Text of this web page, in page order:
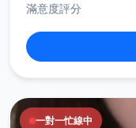
滿意度評分
一對一忙線中